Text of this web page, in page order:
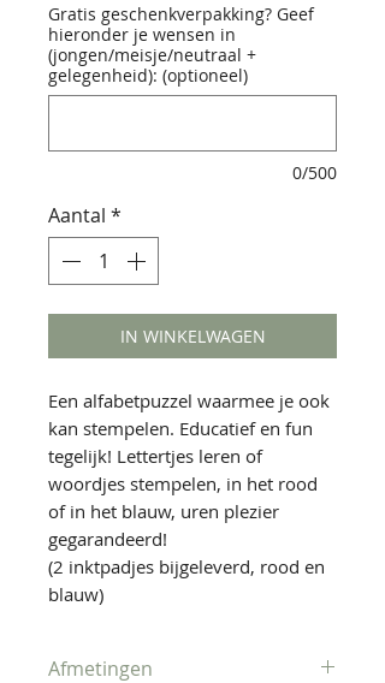
Gratis geschenkverpakking? Geef
hieronder je wensen in
(jongen/meisje/neutraal +
gelegenheid): (optioneel)
0/500
Aantal *
IN WINKELWAGEN
Een alfabetpuzzel waarmee je ook
kan stempelen. Educatief en fun
tegelijk! Lettertjes leren of
woordjes stempelen, in het rood
of in het blauw, uren plezier
gegarandeerd!
(2 inktpadjes bijgeleverd, rood en
blauw)
Afmetingen